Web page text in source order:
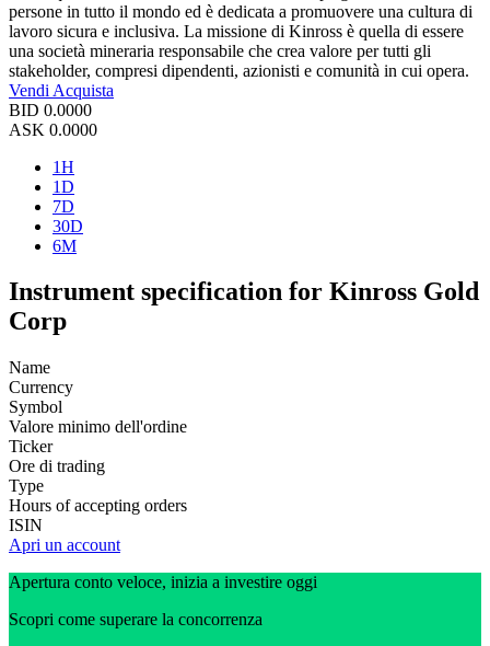
persone in tutto il mondo ed è dedicata a promuovere una cultura di
lavoro sicura e inclusiva. La missione di Kinross è quella di essere
una società mineraria responsabile che crea valore per tutti gli
stakeholder, compresi dipendenti, azionisti e comunità in cui opera.
Vendi Acquista
BID 0.0000
ASK 0.0000
1H
1D
7D
30D
6M
Instrument specification for Kinross Gold
Corp
Name
Currency
Symbol
Valore minimo dell'ordine
Ticker
Ore di trading
Type
Hours of accepting orders
ISIN
Apri un account
Apertura conto veloce, inizia a investire oggi
Scopri come superare la concorrenza